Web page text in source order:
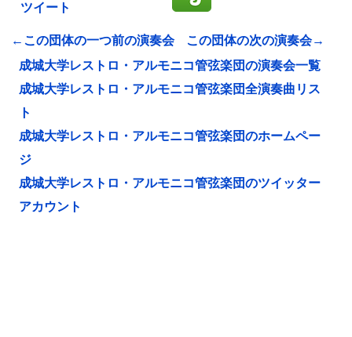
ツイート
←この団体の一つ前の演奏会
この団体の次の演奏会→
成城大学レストロ・アルモニコ管弦楽団の演奏会一覧
成城大学レストロ・アルモニコ管弦楽団全演奏曲リス
ト
成城大学レストロ・アルモニコ管弦楽団のホームペー
ジ
成城大学レストロ・アルモニコ管弦楽団のツイッター
アカウント